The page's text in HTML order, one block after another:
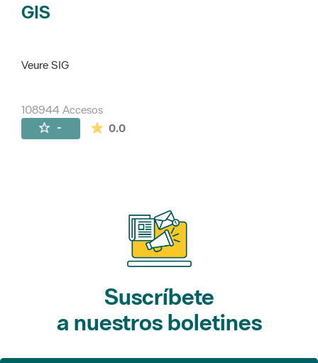
GIS
Veure SIG
108944 Accesos
- 0.0La valoración media es de 0 estrellas de
Suscríbete
a nuestros boletines